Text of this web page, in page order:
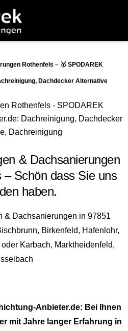
Rothenfels – 🥇 SPODAREK
Dachdecker Alternative
& Dachsanierungen
– Schön dass Sie uns
haben.
Anbieter.de: Bei Ihnen
mit Jahre langer Erfahrung in